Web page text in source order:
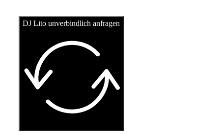
DJ Lito unverbindlich anfragen